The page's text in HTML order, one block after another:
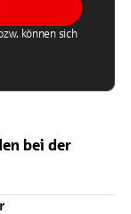
können sich
bei der